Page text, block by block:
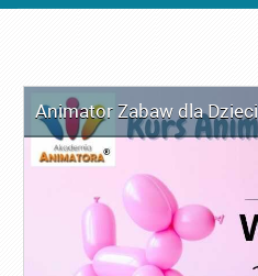
Animator Zabaw dla Dzieci